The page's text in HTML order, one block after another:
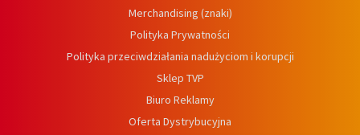
Merchandising (znaki)
Polityka Prywatności
Polityka przeciwdziałania nadużyciom i korupcji
Sklep TVP
Biuro Reklamy
Oferta Dystrybucyjna